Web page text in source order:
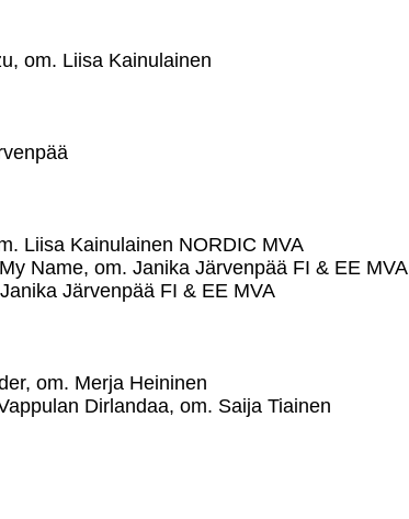
om. Liisa Kainulainen
Liisa Kainulainen NORDIC MVA
Name, om. Janika Järvenpää FI & EE MVA
Järvenpää FI & EE MVA
om. Merja Heininen
Dirlandaa, om. Saija Tiainen